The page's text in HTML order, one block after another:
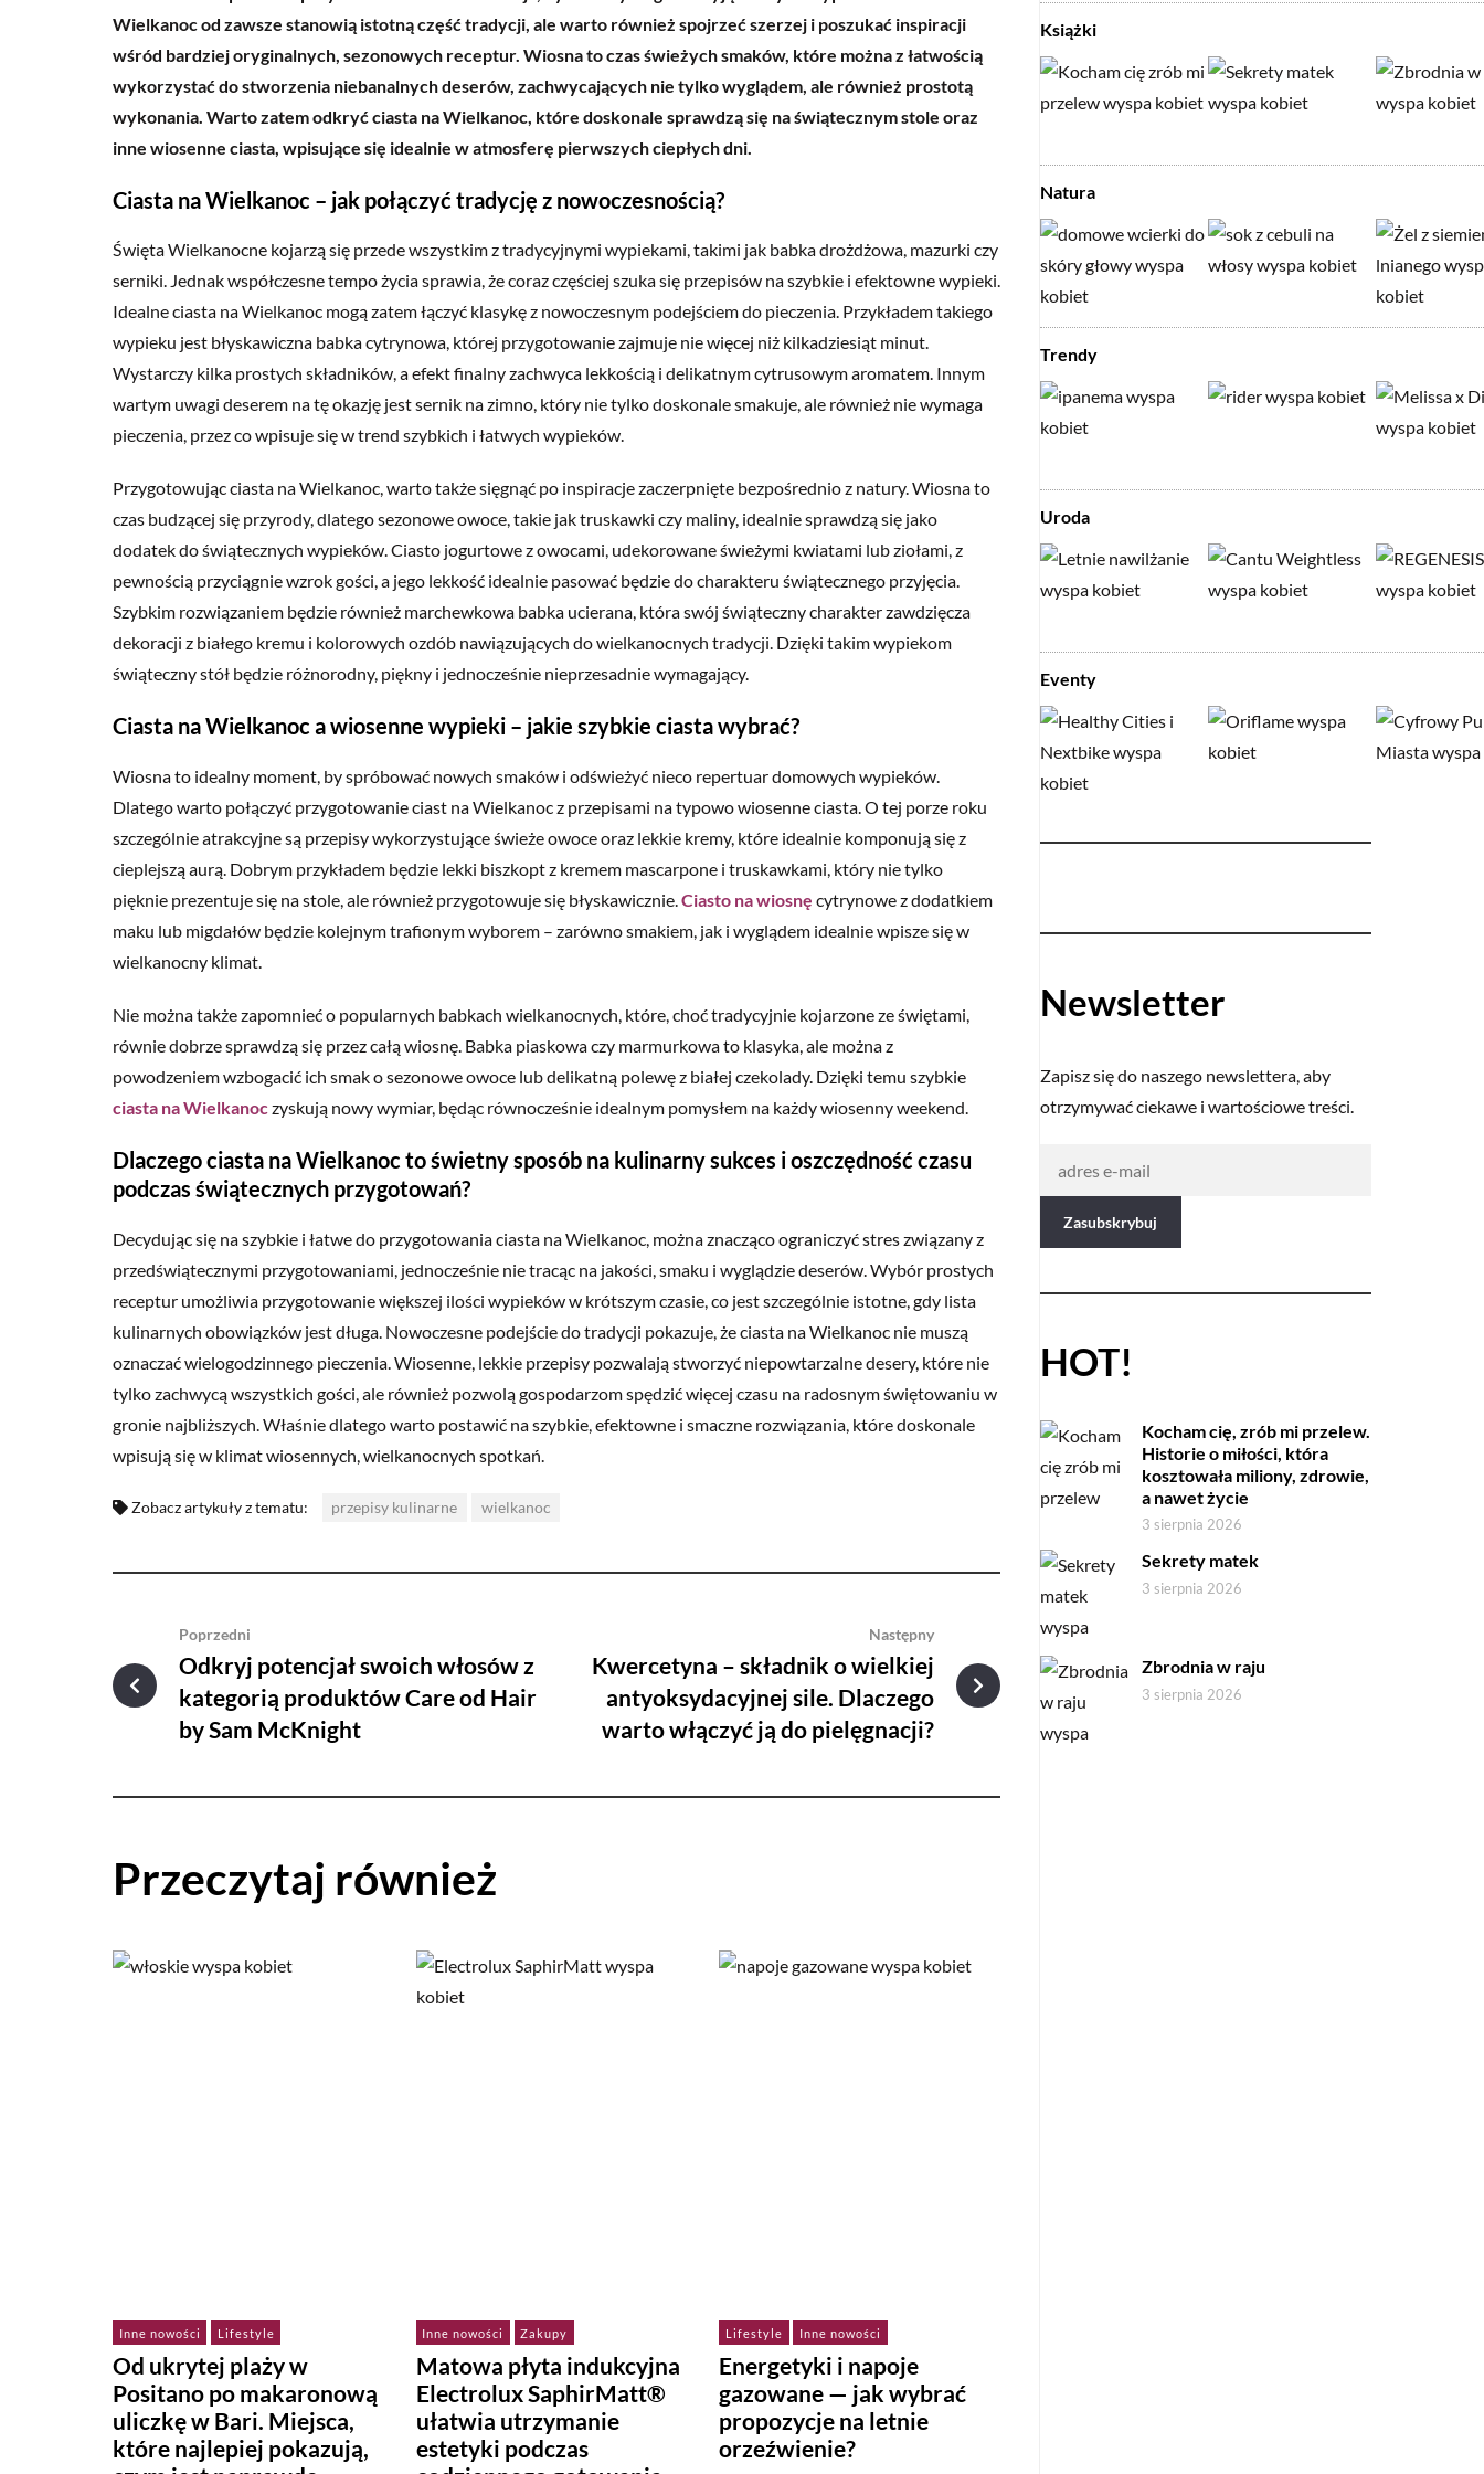
Wielkanoc od zawsze stanowią istotną część tradycji, ale warto również spojrzeć szerzej i poszukać inspiracji
wśród bardziej oryginalnych, sezonowych receptur. Wiosna to czas świeżych smaków, które można z łatwością
wykorzystać do stworzenia niebanalnych deserów, zachwycających nie tylko wyglądem, ale również prostotą
wykonania. Warto zatem odkryć ciasta na Wielkanoc, które doskonale sprawdzą się na świątecznym stole oraz
inne wiosenne ciasta, wpisujące się idealnie w atmosferę pierwszych ciepłych dni.
Ciasta na Wielkanoc – jak połączyć tradycję z nowoczesnością?
Święta Wielkanocne kojarzą się przede wszystkim z tradycyjnymi wypiekami, takimi jak babka drożdżowa, mazurki czy
serniki. Jednak współczesne tempo życia sprawia, że coraz częściej szuka się przepisów na szybkie i efektowne wypieki.
Idealne ciasta na Wielkanoc mogą zatem łączyć klasykę z nowoczesnym podejściem do pieczenia. Przykładem takiego
wypieku jest błyskawiczna babka cytrynowa, której przygotowanie zajmuje nie więcej niż kilkadziesiąt minut.
Wystarczy kilka prostych składników, a efekt finalny zachwyca lekkością i delikatnym cytrusowym aromatem. Innym
wartym uwagi deserem na tę okazję jest sernik na zimno, który nie tylko doskonale smakuje, ale również nie wymaga
pieczenia, przez co wpisuje się w trend szybkich i łatwych wypieków.
Przygotowując ciasta na Wielkanoc, warto także sięgnąć po inspiracje zaczerpnięte bezpośrednio z natury. Wiosna to
czas budzącej się przyrody, dlatego sezonowe owoce, takie jak truskawki czy maliny, idealnie sprawdzą się jako
dodatek do świątecznych wypieków. Ciasto jogurtowe z owocami, udekorowane świeżymi kwiatami lub ziołami, z
pewnością przyciągnie wzrok gości, a jego lekkość idealnie pasować będzie do charakteru świątecznego przyjęcia.
Szybkim rozwiązaniem będzie również marchewkowa babka ucierana, która swój świąteczny charakter zawdzięcza
dekoracji z białego kremu i kolorowych ozdób nawiązujących do wielkanocnych tradycji. Dzięki takim wypiekom
świąteczny stół będzie różnorodny, piękny i jednocześnie nieprzesadnie wymagający.
Ciasta na Wielkanoc a wiosenne wypieki – jakie szybkie ciasta wybrać?
Wiosna to idealny moment, by spróbować nowych smaków i odświeżyć nieco repertuar domowych wypieków.
Dlatego warto połączyć przygotowanie ciast na Wielkanoc z przepisami na typowo wiosenne ciasta. O tej porze roku
szczególnie atrakcyjne są przepisy wykorzystujące świeże owoce oraz lekkie kremy, które idealnie komponują się z
cieplejszą aurą. Dobrym przykładem będzie lekki biszkopt z kremem mascarpone i truskawkami, który nie tylko
pięknie prezentuje się na stole, ale również przygotowuje się błyskawicznie.Ciasto na wiosnę cytrynowe z dodatkiem
maku lub migdałów będzie kolejnym trafionym wyborem – zarówno smakiem, jak i wyglądem idealnie wpisze się w
wielkanocny klimat.
Nie można także zapomnieć o popularnych babkach wielkanocnych, które, choć tradycyjnie kojarzone ze świętami,
równie dobrze sprawdzą się przez całą wiosnę. Babka piaskowa czy marmurkowa to klasyka, ale można z
powodzeniem wzbogacić ich smak o sezonowe owoce lub delikatną polewę z białej czekolady. Dzięki temu szybkie
ciasta na Wielkanoczyskują nowy wymiar, będąc równocześnie idealnym pomysłem na każdy wiosenny weekend.
Dlaczego ciasta na Wielkanoc to świetny sposób na kulinarny sukces i oszczędność czasu
podczas świątecznych przygotowań?
Decydując się na szybkie i łatwe do przygotowania ciasta na Wielkanoc, można znacząco ograniczyć stres związany z
przedświątecznymi przygotowaniami, jednocześnie nie tracąc na jakości, smaku i wyglądzie deserów. Wybór prostych
receptur umożliwia przygotowanie większej ilości wypieków w krótszym czasie, co jest szczególnie istotne, gdy lista
kulinarnych obowiązków jest długa. Nowoczesne podejście do tradycji pokazuje, że ciasta na Wielkanoc nie muszą
oznaczać wielogodzinnego pieczenia. Wiosenne, lekkie przepisy pozwalają stworzyć niepowtarzalne desery, które nie
tylko zachwycą wszystkich gości, ale również pozwolą gospodarzom spędzić więcej czasu na radosnym świętowaniu w
gronie najbliższych. Właśnie dlatego warto postawić na szybkie, efektowne i smaczne rozwiązania, które doskonale
wpisują się w klimat wiosennych, wielkanocnych spotkań.
Zobacz artykuły z tematu: przepisy kulinarne wielkanoc
Poprzedni
Odkryj potencjał swoich włosów z
kategorią produktów Care od Hair
by Sam McKnight
Następny
Kwercetyna – składnik o wielkiej
antyoksydacyjnej sile. Dlaczego
warto włączyć ją do pielęgnacji?
Przeczytaj również
Inne nowości Lifestyle
Od ukrytej plaży w
Positano po makaronową
uliczkę w Bari. Miejsca,
które najlepiej pokazują,
Inne nowości Zakupy
Matowa płyta indukcyjna
Electrolux SaphirMatt®
ułatwia utrzymanie
estetyki podczas
Lifestyle Inne nowości
Energetyki i napoje
gazowane — jak wybrać
propozycje na letnie
orzeźwienie?
Książki
Natura
Trendy
Uroda
Eventy
Newsletter
Zapisz się do naszego newslettera, aby
otrzymywać ciekawe i wartościowe treści.
HOT!
Kocham cię, zrób mi przelew.
Historie o miłości, która
kosztowała miliony, zdrowie,
a nawet życie
3 sierpnia 2026
Sekrety matek
3 sierpnia 2026
Zbrodnia w raju
3 sierpnia 2026